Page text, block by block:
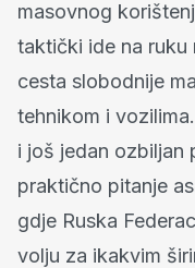
masovnog
taktički ide na ruku
cesta slobodnije
tehnikom i
i još jedan ozbiljan
praktično pitanje
gdje Ruska
volju za ikakvim